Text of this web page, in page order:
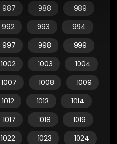
987 988
989
992 993
994
997 998
999
1002 1003
1004
1007 1008
1009
1012 1013
1014
1017 1018
1019
1022 1023
1024